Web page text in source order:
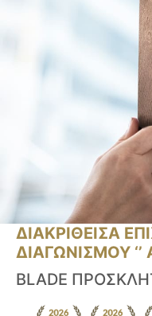
ΔΙΑΚΡΙΘΕΙΣΑ
ΔΙΑΓΩΝΙΣΜΟΥ ‘’
BLADE